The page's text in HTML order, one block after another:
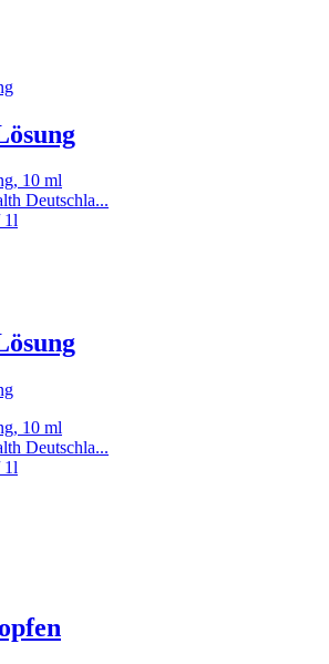
10 ml
Deutschla...
1l
10 ml
Deutschla...
1l